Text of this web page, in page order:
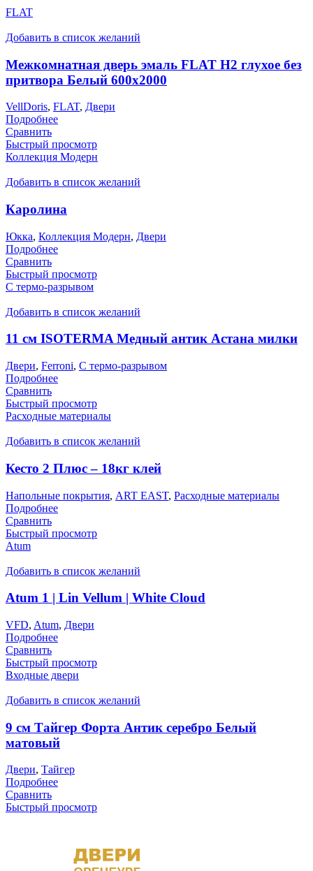
FLAT
Добавить в список желаний
Межкомнатная дверь эмаль FLAT H2 глухое без
притвора Белый 600х2000
VellDoris, FLAT, Двери
Подробнее
Сравнить
Быстрый просмотр
Коллекция Модерн
Добавить в список желаний
Каролина
Юкка, Коллекция Модерн, Двери
Подробнее
Сравнить
Быстрый просмотр
С термо-разрывом
Добавить в список желаний
11 см ISOTERMA Медный антик Астана милки
Двери, Ferroni, С термо-разрывом
Подробнее
Сравнить
Быстрый просмотр
Расходные материалы
Добавить в список желаний
Кесто 2 Плюс – 18кг клей
Напольные покрытия, ART EAST, Расходные материалы
Подробнее
Сравнить
Быстрый просмотр
Atum
Добавить в список желаний
Atum 1 | Lin Vellum | White Cloud
VFD, Atum, Двери
Подробнее
Сравнить
Быстрый просмотр
Входные двери
Добавить в список желаний
9 см Тайгер Форта Антик серебро Белый
матовый
Двери, Тайгер
Подробнее
Сравнить
Быстрый просмотр